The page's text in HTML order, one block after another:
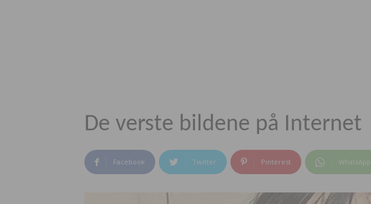
De verste bildene på Internet
Facebook Twitter Pinterest WhatsApp